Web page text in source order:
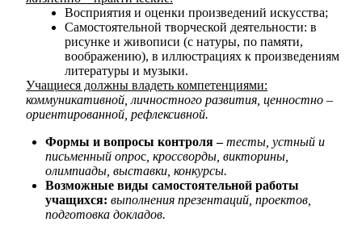
Восприятия и оценки произведений искусства;
Самостоятельной творческой деятельности: в
рисунке и живописи (с натуры, по памяти,
воображению), в иллюстрациях к произведениям
литературы и музыки.
Учащиеся должны владеть компетенциями:
коммуникативной, личностного развития, ценностно –
ориентированной, рефлексивной.
Формы и вопросы контроля –тесты, устный и
письменный опрос , кроссворды, викторины,
олимпиады, выставки, конкурсы.
Возможные виды самостоятельной работы
учащихся: выполнения презентаций, проектов,
подготовка докладов.